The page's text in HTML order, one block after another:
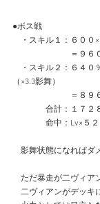
●ボス戦
・スキル１：６００
＝９６００～
・スキル２：６４０
（×3.3影舞）
＝８９６０～
合計：１７２８
命中：Lv×５２
影舞状態になればダ
ただ暴走が二ヴィア
二ヴィアンがデッキ